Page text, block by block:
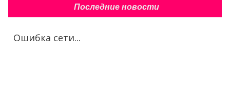
Последние новости
Ошибка сети...